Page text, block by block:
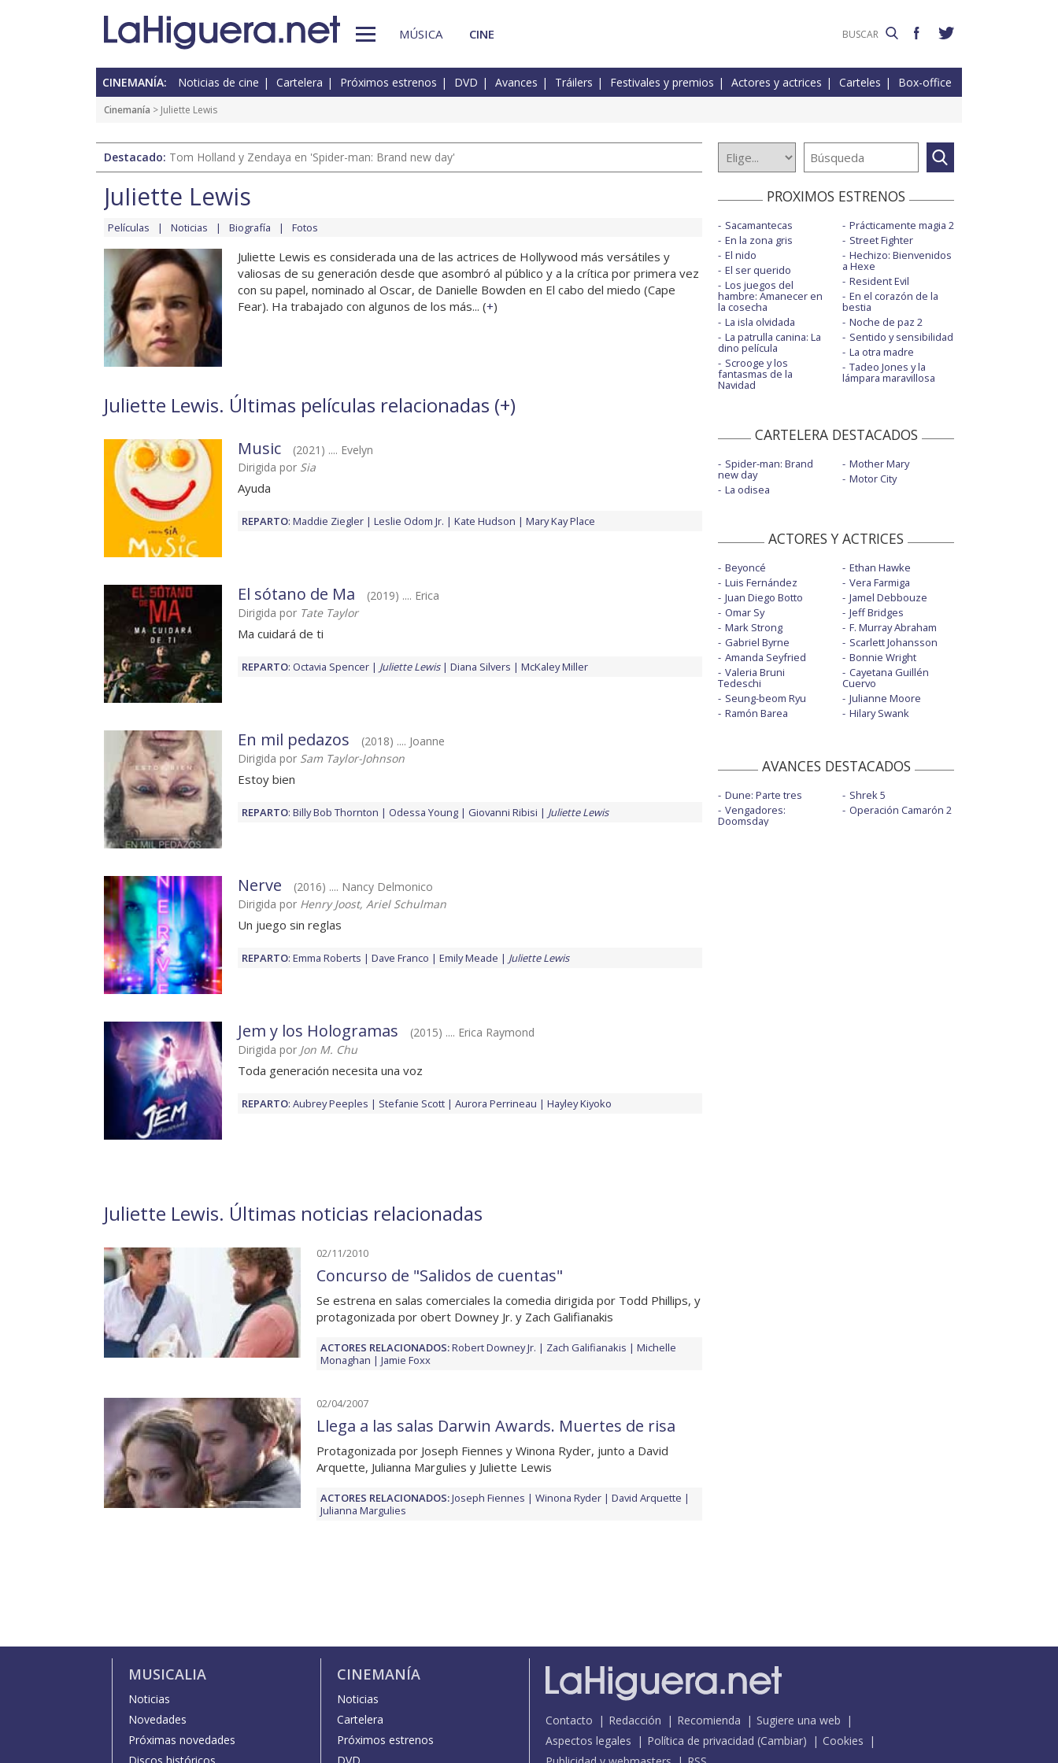
MÚSICA CINE
CINEMANÍA: Noticias de cine Cartelera Próximos estrenos DVD Avances Tráilers Festivales y premios Actores y actrices Carteles Box-office
Cinemanía > Juliette Lewis
Destacado: Tom Holland y Zendaya en 'Spider-man: Brand new day'
Juliette Lewis
Películas Noticias Biografía Fotos
Juliette Lewis es considerada una de las actrices de Hollywood más versátiles y
valiosas de su generación desde que asombró al público y a la crítica por primera vez
con su papel, nominado al Oscar, de Danielle Bowden en El cabo del miedo (Cape
Fear). Ha trabajado con algunos de los más... (+)
Juliette Lewis. Últimas películas relacionadas (+)
Music
(2021) .... Evelyn
Dirigida por Sia
Ayuda
REPARTO: Maddie Ziegler Leslie Odom Jr. Kate Hudson Mary Kay Place
El sótano de Ma
(2019) .... Erica
Dirigida por Tate Taylor
Ma cuidará de ti
REPARTO: Octavia Spencer Juliette Lewis Diana Silvers McKaley Miller
En mil pedazos
(2018) .... Joanne
Dirigida por Sam Taylor-Johnson
Estoy bien
REPARTO: Billy Bob Thornton Odessa Young Giovanni Ribisi Juliette Lewis
Nerve
(2016) .... Nancy Delmonico
Dirigida por Henry Joost, Ariel Schulman
Un juego sin reglas
REPARTO: Emma Roberts Dave Franco Emily Meade Juliette Lewis
Jem y los Hologramas
(2015) .... Erica Raymond
Dirigida por Jon M. Chu
Toda generación necesita una voz
REPARTO: Aubrey Peeples Stefanie Scott Aurora Perrineau Hayley Kiyoko
Juliette Lewis. Últimas noticias relacionadas
02/11/2010
Concurso de "Salidos de cuentas"
Se estrena en salas comerciales la comedia dirigida por Todd Phillips, y
protagonizada por obert Downey Jr. y Zach Galifianakis
ACTORES RELACIONADOS:Robert Downey Jr. Zach Galifianakis
Michelle
Monaghan
Jamie Foxx
02/04/2007
Llega a las salas Darwin Awards. Muertes de risa
Protagonizada por Joseph Fiennes y Winona Ryder, junto a David
Arquette, Julianna Margulies y Juliette Lewis
ACTORES RELACIONADOS:Joseph Fiennes Winona Ryder
David Arquette
Julianna Margulies
PROXIMOS ESTRENOS
Sacamantecas
En la zona gris
El nido
El ser querido
Los juegos del
hambre: Amanecer en
la cosecha
La isla olvidada
La patrulla canina: La
dino película
Scrooge y los
fantasmas de la
Navidad
Prácticamente magia 2
Street Fighter
Hechizo: Bienvenidos
a Hexe
Resident Evil
En el corazón de la
bestia
Noche de paz 2
Sentido y sensibilidad
La otra madre
Tadeo Jones y la
lámpara maravillosa
CARTELERA DESTACADOS
Spider-man: Brand
new day
La odisea
Mother Mary
Motor City
ACTORES Y ACTRICES
Beyoncé
Luis Fernández
Juan Diego Botto
Omar Sy
Mark Strong
Gabriel Byrne
Amanda Seyfried
Valeria Bruni
Tedeschi
Seung-beom Ryu
Ramón Barea
Ethan Hawke
Vera Farmiga
Jamel Debbouze
Jeff Bridges
F. Murray Abraham
Scarlett Johansson
Bonnie Wright
Cayetana Guillén
Cuervo
Julianne Moore
Hilary Swank
AVANCES DESTACADOS
Dune: Parte tres
Vengadores:
Doomsday
Shrek 5
Operación Camarón 2
MUSICALIA
Noticias
Novedades
Próximas novedades
CINEMANÍA
Noticias
Cartelera
Próximos estrenos
Contacto Redacción Recomienda
Sugiere una web
Aspectos legales
Política de privacidad (Cambiar)
Cookies